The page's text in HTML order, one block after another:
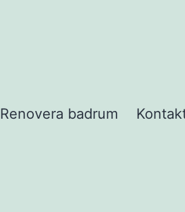
Renovera badrum